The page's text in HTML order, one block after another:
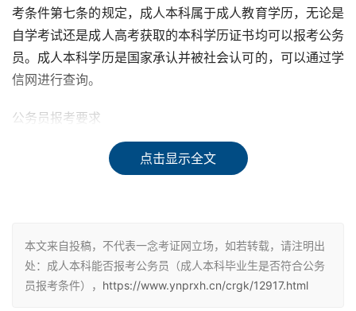
考条件第七条的规定，成人本科属于成人教育学历，无论是
自学考试还是成人高考获取的本科学历证书均可以报考公务
员。成人本科学历是国家承认并被社会认可的，可以通过学
信网进行查询。
公务员报考要求
只要满足公务员报考要求的考生都可以报考公务员。公务员
最低学历要求为大专学历，而成人本科是国家承认的学历，
制。此外，公务员报名是有严格的条件限制的，尤其是学
历，一般情况下具有国民教育系列高等教育的学历。
点击显示全文
本文来自投稿，不代表一念考证网立场，如若转载，请注明出
处：成人本科能否报考公务员（成人本科毕业生是否符合公务
员报考条件）， https://www.ynprxh.cn/crgk/12917.html